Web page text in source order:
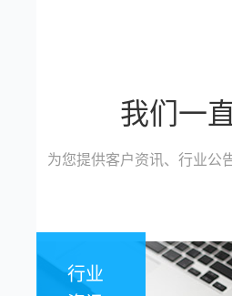
我们一
为您提供客户资讯、行业公
行业